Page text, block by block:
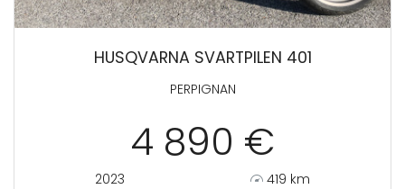
HUSQVARNA SVARTPILEN 401
PERPIGNAN
4 890 €
2023 419 km